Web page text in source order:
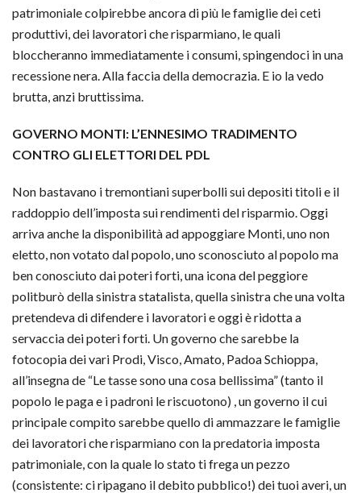
patrimoniale colpirebbe ancora di più le famiglie dei ceti
produttivi, dei lavoratori che risparmiano, le quali
bloccheranno immediatamente i consumi, spingendoci in una
recessione nera. Alla faccia della democrazia. E io la vedo
brutta, anzi bruttissima.
GOVERNO MONTI: L’ENNESIMO TRADIMENTO
CONTRO GLI ELETTORI DEL PDL
Non bastavano i tremontiani superbolli sui depositi titoli e il
raddoppio dell’imposta sui rendimenti del risparmio. Oggi
arriva anche la disponibilità ad appoggiare Monti, uno non
eletto, non votato dal popolo, uno sconosciuto al popolo ma
ben conosciuto dai poteri forti, una icona del peggiore
politburò della sinistra statalista, quella sinistra che una volta
pretendeva di difendere i lavoratori e oggi è ridotta a
servaccia dei poteri forti. Un governo che sarebbe la
fotocopia dei vari Prodi, Visco, Amato, Padoa Schioppa,
all’insegna de “Le tasse sono una cosa bellissima” (tanto il
popolo le paga e i padroni le riscuotono) , un governo il cui
principale compito sarebbe quello di ammazzare le famiglie
dei lavoratori che risparmiano con la predatoria imposta
patrimoniale, con la quale lo stato ti frega un pezzo
(consistente: ci ripagano il debito pubblico!) dei tuoi averi, un